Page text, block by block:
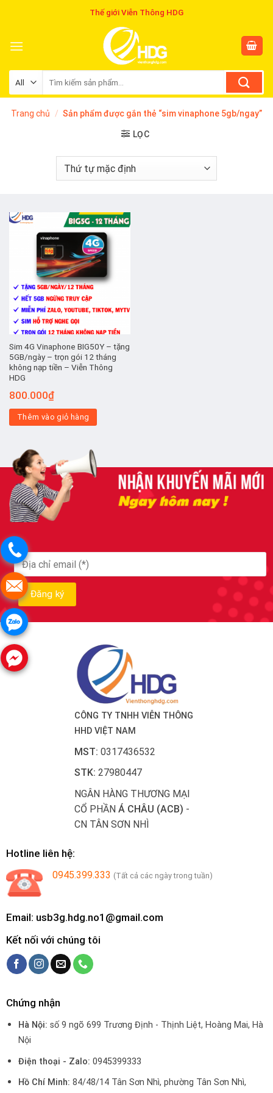
Thế giới Viễn Thông HDG
Trang chủ / Sản phẩm được gắn thẻ “sim vinaphone 5gb/ngay”
LỌC
Sim 4G Vinaphone BIG50Y – tặng
5GB/ngày – trọn gói 12 tháng
không nạp tiền – Viễn Thông
HDG
800.000₫
Thêm vào giỏ hàng
CÔNG TY TNHH VIỄN THÔNG
HHD VIỆT NAM
MST: 0317436532
STK: 27980447
NGÂN HÀNG THƯƠNG MẠI
CỔ PHẦN Á CHÂU (ACB) -
CN TÂN SƠN NHÌ
Hotline liên hệ:
0945.399.333 (Tất cả các ngày trong tuần)
Email: usb3g.hdg.no1@gmail.com
Kết nối với chúng tôi
Chứng nhận
Hà Nội:số 9 ngõ 699 Trương Định - Thịnh Liệt, Hoàng Mai, Hà
Nội
Điện thoại - Zalo: 0945399333
Hồ Chí Minh: 84/48/14 Tân Sơn Nhì, phường Tân Sơn Nhì,